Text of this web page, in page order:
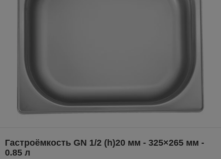
Гастроёмкость GN 1/2 (h)20 мм - 325×265 мм -
0.85 л